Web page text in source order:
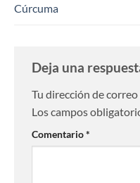
Cúrcuma
Deja una
Tu dirección de
Los campos
Comentario*